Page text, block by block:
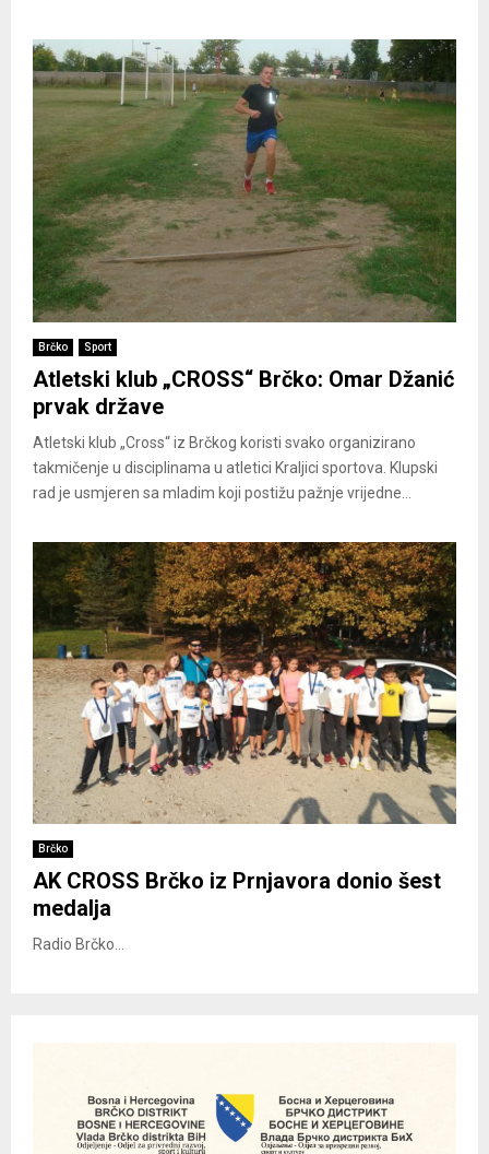
Brčko Sport
Atletski klub „CROSS“ Brčko: Omar Džanić
prvak države
Atletski klub „Cross“ iz Brčkog koristi svako organizirano
takmičenje u disciplinama u atletici Kraljici sportova. Klupski
rad je usmjeren sa mladim koji postižu pažnje vrijedne...
Brčko
AK CROSS Brčko iz Prnjavora donio šest
medalja
Radio Brčko...